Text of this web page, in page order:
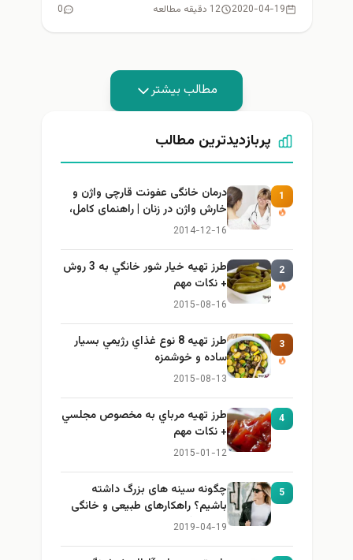
2020-04-19 12 دقیقه مطالعه 0
مطالب بیشتر
پربازدیدترین مطالب
1
درمان خانگی عفونت قارچی واژن و
خارش واژن در زنان | راهنمای کامل،
ایمن و کاربردی
2014-12-16
2
طرز تهيه خیار شور خانگي به 3 روش
+ نكات مهم
2015-08-16
3
طرز تهيه 8 نوع غذاي رژيمي بسيار
ساده و خوشمزه
2015-08-13
4
طرز تهيه مرباي به مخصوص مجلسي
+ نكات مهم
2015-01-12
5
چگونه سینه های بزرگ داشته
باشیم؟ راهکارهای طبیعی و خانگی
برای بزرگ کردن سینه
2019-04-19